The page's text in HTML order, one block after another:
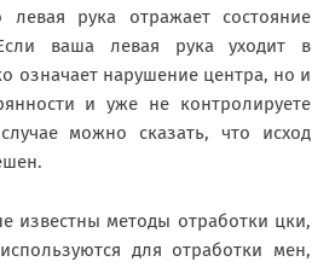
рука отражает состояние
ваша левая рука уходит в
означает нарушение центра, но и
и уже не контролируете
можно сказать, что исход
известны методы отработки цки,
для отработки мен,